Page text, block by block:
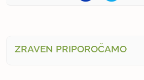
ZRAVEN PRIPOROČAMO